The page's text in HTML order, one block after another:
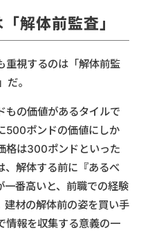
解体前監査」
重視するのは「解体前監
。
もの価値があるタイルで
500ポンドの価値にしか
格は300ポンドといった
、解体する前に『あるべ
一番高いと、前職での経験
材の解体前の姿を買い手
情報を収集する意義の一